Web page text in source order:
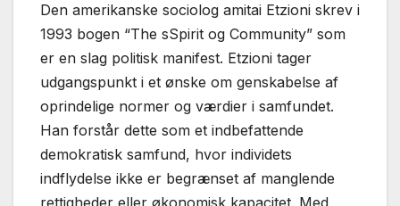
Den amerikanske sociolog amitai Etzioni skrev i
1993 bogen “The sSpirit og Community” som
er en slag politisk manifest. Etzioni tager
udgangspunkt i et ønske om genskabelse af
oprindelige normer og værdier i samfundet.
Han forstår dette som et indbefattende
demokratisk samfund, hvor individets
indflydelse ikke er begrænset af manglende